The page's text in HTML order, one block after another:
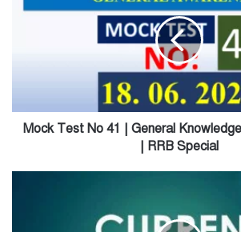
No
সাধারণ
জ্ঞানMock Test No 41 | General Knowledge |
| RRB Special